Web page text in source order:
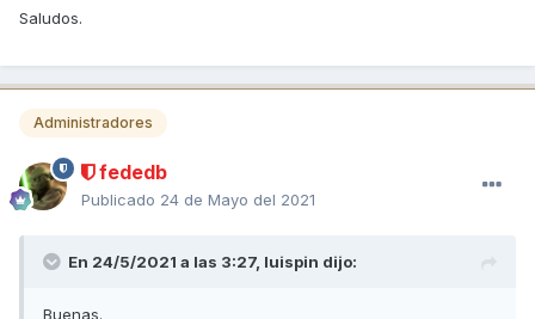
Saludos.
Administradores
fededb
Publicado 24 de Mayo del 2021
En 24/5/2021 a las 3:27, luispin dijo:
Buenas.